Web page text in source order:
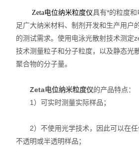
光谱部件及外设
差示/热重/差热/热分析
扫描探针显微镜/原子力
激光粒度仪、纳米粒度仪
Zeta电位纳米粒度仪具有*的粒度
足广大纳米材料、制剂开发和生产用户
的测试需求。使用电泳光散射技术测定
技术测量粒子和分子粒度，以及静态光
聚合物的分子量。
Zeta电位纳米粒度仪的产品特点：
1）可实时测量实际样品；
2）不使用光学技术，因此可以在任
不透明或半透明样品；